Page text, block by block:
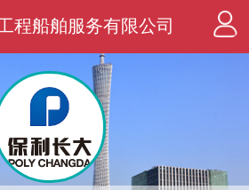
程船舶服务有限公司